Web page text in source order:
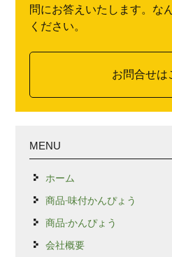
問にお答えいたします。な
ください。
お問合せは
MENU
ホーム
商品-味付かんぴょう
商品-かんぴょう
会社概要